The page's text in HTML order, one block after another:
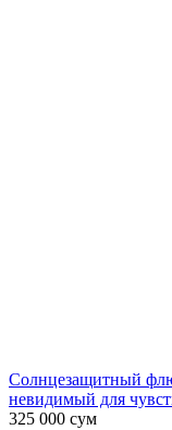
Солнцезащитный
невидимый для
325 000 сум